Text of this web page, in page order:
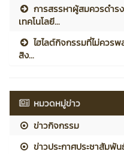
การสรรหาผู้สมควรดำร
เทคโนโลยี...
ไฮไลต์กิจกรรมที่ไม่ควร
สิง...
หมวดหมู่ข่าว
ข่าวกิจกรรม
ข่าวประกาศประชาสัมพัน